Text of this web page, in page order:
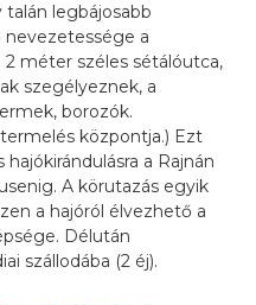
talán legbájosabb
nevezetessége a
2 méter széles sétálóutca,
szegélyeznek, a
borozók.
központja.) Ezt
a Rajnán
A körutazás egyik
a hajóról élvezhető a
Délután
szállodába (2 éj).